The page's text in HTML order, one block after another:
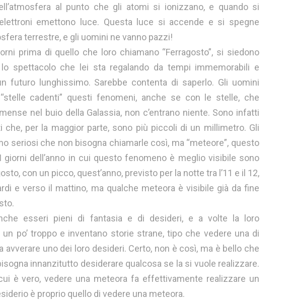
al punto che gli atomi si ionizzano, e quando si
emettono luce. Questa luce si accende e si spegne
terrestre, e gli uomini ne vanno pazzi!
prima di quello che loro chiamano “Ferragosto”, si siedono
lo spettacolo che lei sta regalando da tempi immemorabili e
futuro lunghissimo. Sarebbe contenta di saperlo. Gli uomini
cadenti” questi fenomeni, anche se con le stelle, che
nel buio della Galassia, non c’entrano niente. Sono infatti
che, per la maggior parte, sono più piccoli di un millimetro. Gli
seriosi che non bisogna chiamarle così, ma “meteore”, questo
dell’anno in cui questo fenomeno è meglio visibile sono
con un picco, quest’anno, previsto per la notte tra l’11 e il 12,
e verso il mattino, ma qualche meteora è visibile già da fine
esseri pieni di fantasia e di desideri, e a volte la loro
un po’ troppo e inventano storie strane, tipo che vedere una di
uno dei loro desideri. Certo, non è così, ma è bello che
innanzitutto desiderare qualcosa se la si vuole realizzare.
è vero, vedere una meteora fa effettivamente realizzare un
è proprio quello di vedere una meteora.